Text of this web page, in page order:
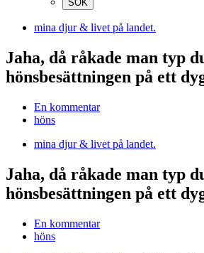
mina djur & livet på landet.
Jaha, då råkade man typ
hönsbesättningen på ett
En kommentar
höns
mina djur & livet på landet.
Jaha, då råkade man typ
hönsbesättningen på ett
En kommentar
höns